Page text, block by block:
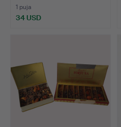
1 puja
34 USD